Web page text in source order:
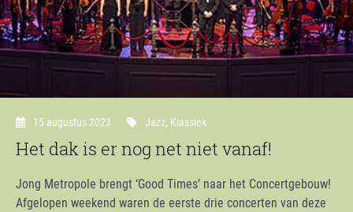
15 augustus 2023 Jazz, Klassiek
Het dak is er nog net niet vanaf!
Jong Metropole brengt ‘Good Times’ naar het Concertgebouw!
Afgelopen weekend waren de eerste drie concerten van deze